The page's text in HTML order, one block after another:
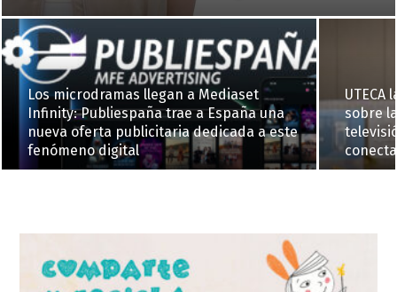
Los microdramas llegan a Mediaset
Infinity: Publiespaña trae a España una
nueva oferta publicitaria dedicada a este
fenómeno digital
sobre